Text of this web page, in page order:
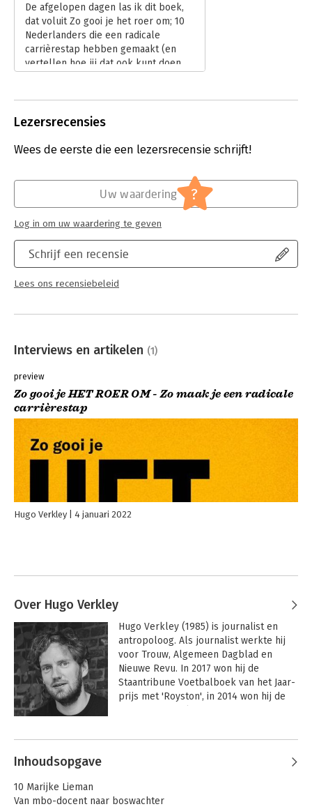
De afgelopen dagen las ik dit boek,
dat voluit Zo gooi je het roer om; 10
Nederlanders die een radicale
carrièrestap hebben gemaakt (en
vertellen hoe jij dat ook kunt doen
Lezersrecensies
Wees de eerste die een lezersrecensie schrijft!
Schrijf een recensie
Lees ons recensiebeleid
Uw waardering ?
Log in om uw waardering te geven
Interviews en artikelen (1)
preview
Zo gooi je HET ROER OM - Zo maak je een radicale
carrièrestap
Hugo Verkley 4 januari 2022
Over Hugo Verkley
Hugo Verkley (1985) is journalist en
antropoloog. Als journalist werkte hij
voor Trouw, Algemeen Dagblad en
Nieuwe Revu. In 2017 won hij de
Staantribune Voetbalboek van het Jaar-
prijs met 'Royston', in 2014 won hij de
Andere boeken door Hugo Verkley
Inhoudsopgave
10 Marijke Lieman
Van mbo-docent naar boswachter